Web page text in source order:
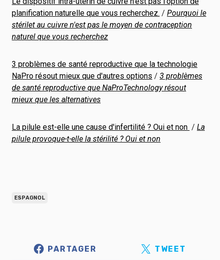
planification naturelle que vous recherchez. / Pourquoi le
stérilet au cuivre n'est pas le moyen de contraception
naturel que vous recherchez
3 problèmes de santé reproductive que la technologie
NaPro résout mieux que d'autres options / 3 problèmes
de santé reproductive que NaProTechnology résout
mieux que les alternatives
La pilule est-elle une cause d'infertilité ? Oui et non / La
pilule provoque-t-elle la stérilité ? Oui et non
ESPAGNOL
PARTAGER TWEET